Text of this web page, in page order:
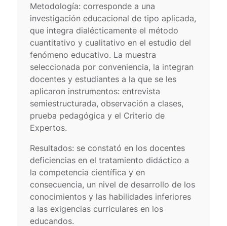
Metodología: corresponde a una
investigación educacional de tipo aplicada,
que integra dialécticamente el método
cuantitativo y cualitativo en el estudio del
fenómeno educativo. La muestra
seleccionada por conveniencia, la integran
docentes y estudiantes a la que se les
aplicaron instrumentos: entrevista
semiestructurada, observación a clases,
prueba pedagógica y el Criterio de
Expertos.
Resultados: se constató en los docentes
deficiencias en el tratamiento didáctico a
la competencia científica y en
consecuencia, un nivel de desarrollo de los
conocimientos y las habilidades inferiores
a las exigencias curriculares en los
educandos.